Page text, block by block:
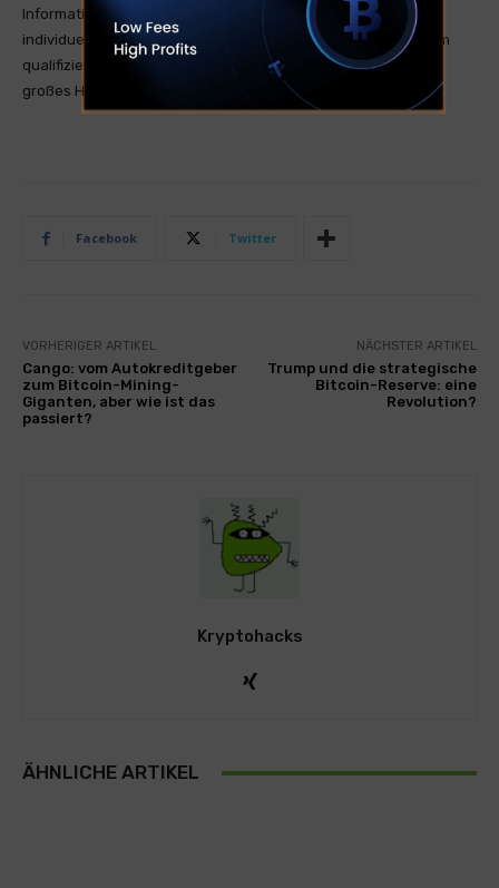
Informationszwecken. Wenn Sie Finanzberatung für Ihre
individuelle Situation benötigen, sollten Sie den Rat von einem
qualifizierten Finanzberater einholen. Kryptohandel hat ein
großes Handelsrisiko was zum Totalverlust führen kann.
Facebook Twitter
VORHERIGER ARTIKEL
Cango: vom Autokreditgeber
zum Bitcoin-Mining-
Giganten, aber wie ist das
passiert?
NÄCHSTER ARTIKEL
Trump und die strategische
Bitcoin-Reserve: eine
Revolution?
Kryptohacks
ÄHNLICHE ARTIKEL